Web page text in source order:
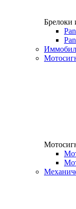
Брелоки